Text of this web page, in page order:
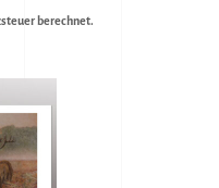
berechnet.